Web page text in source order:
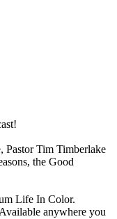
Pastor Tim Timberlake
the Good
Life In Color.
anywhere you